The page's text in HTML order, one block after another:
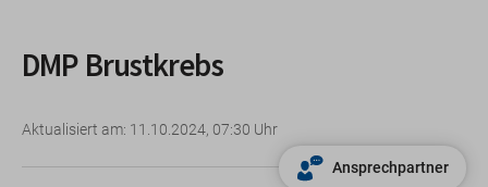
DMP Brustkrebs
Aktualisiert am: 11.10.2024, 07:30 Uhr
Ansprechpartner